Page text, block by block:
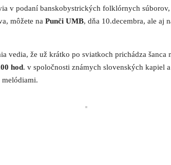
v podaní banskobystrických folklórnych
môžete na Punči UMB, dňa 10.decembra, ale aj
vedia, že už krátko po sviatkoch prichádza šanca
hod. v spoločnosti známych slovenských kapiel